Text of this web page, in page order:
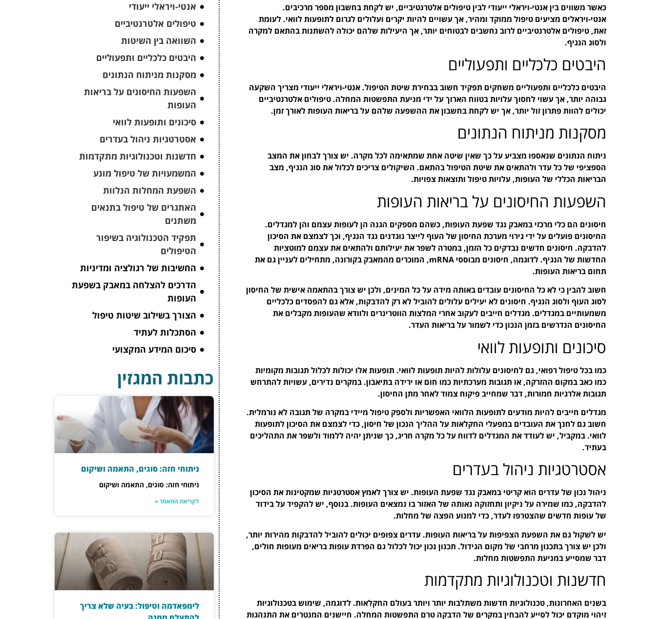
כאשר משווים בין אנטי-ויראלי ייעודי לבין טיפולים אלטרנטיביים, יש לקחת בחשבון מספר מרכיבים.
אנטי-ויראלים מציעים טיפול ממוקד ומהיר, אך עשויים להיות יקרים ועלולים לגרום לתופעות לוואי. לעומת
זאת, טיפולים אלטרנטיביים לרוב נחשבים לבטוחים יותר, אך היעילות שלהם יכולה להשתנות בהתאם למקרה
ולסוג הנגיף.
היבטים כלכליים ותפעוליים
היבטים כלכליים ותפעוליים משחקים תפקיד חשוב בבחירת שיטת הטיפול. אנטי-ויראלי ייעודי מצריך השקעה
גבוהה יותר, אך עשוי לחסוך עלויות בטווח הארוך על ידי מניעת התפשטות המחלה. טיפולים אלטרנטיביים
יכולים להוות פתרון זול יותר, אך יש לקחת בחשבון את ההשפעה שלהם על בריאות העופות לאורך זמן.
מסקנות מניתוח הנתונים
ניתוח הנתונים שנאספו מצביע על כך שאין שיטה אחת שמתאימה לכל מקרה. יש צורך לבחון את המצב
הספציפי של כל עדר ולהתאים את שיטת הטיפול בהתאם. השיקולים צריכים לכלול את סוג הנגיף, מצב
הבריאות הכללי של העופות, עלויות טיפול ותוצאות צפויות.
השפעות החיסונים על בריאות העופות
חיסונים הם כלי מרכזי במאבק נגד שפעת העופות, כשהם מספקים הגנה הן לעופות עצמם והן למגדלים.
החיסונים פועלים על ידי גירוי מערכת החיסון של העוף לייצר נוגדנים נגד הנגיף, וכך לצמצם את הסיכון
להדבקה. חיסונים חדשים נבדקים כל הזמן, במטרה לשפר את יעילותם ולהתאים את עצמם למוטציות
החדשות של הנגיף. לדוגמה, חיסונים מבוססי mRNA, המוכרים מהמאבק בקורונה, מתחילים לעניין גם את
תחום בריאות העופות.
חשוב להבין כי לא כל החיסונים עובדים באותה מידה על כל המינים, ולכן יש צורך בהתאמה אישית של החיסון
לסוג העוף ולסוג הנגיף. חיסונים לא יעילים עלולים להוביל לא רק להדבקות, אלא גם להפסדים כלכליים
משמעותיים במגדלים. מגדלים חייבים לעקוב אחרי המלצות הווטרינרים ולוודא שהעופות מקבלים את
החיסונים הנדרשים בזמן הנכון כדי לשמור על בריאות העדר.
סיכונים ותופעות לוואי
כמו בכל טיפול רפואי, גם לחיסונים עלולות להיות תופעות לוואי. תופעות אלו יכולות לכלול תגובות מקומיות
כמו כאב במקום ההזרקה, או תגובות מערכתיות כמו חום או ירידה בתיאבון. במקרים נדירים, עשויות להתרחש
תגובות אלרגיות חמורות, דבר שמחייב פיקוח צמוד לאחר מתן החיסון.
מגדלים חייבים להיות מודעים לתופעות הלוואי האפשריות ולספק טיפול מיידי במקרה של תגובה לא נורמלית.
חשוב גם לחנך את העובדים במפעלי החקלאות על ההליך הנכון של חיסון, כדי לצמצם את הסיכון לתופעות
לוואי. במקביל, יש לעודד את המגדלים לדווח על כל מקרה חריג, כך שניתן יהיה ללמוד ולשפר את התהליכים
בעתיד.
אסטרטגיות ניהול בעדרים
ניהול נכון של עדרים הוא קריטי במאבק נגד שפעת העופות. יש צורך לאמץ אסטרטגיות שמקטינות את הסיכון
להדבקה, כמו שמירה על ניקיון ותחזוקה נאותה של האזור בו נמצאים העופות. בנוסף, יש להקפיד על בידוד
של עופות חדשים שהצטרפו לעדר, כדי למנוע הפצה של מחלות.
יש לשקול גם את השפעת הצפיפות על בריאות העופות. עדרים צפופים יכולים להוביל להדבקות מהירות יותר,
ולכן יש צורך בתכנון מרחבי של מקום הגידול. תכנון נכון יכול לכלול גם הפרדת עופות בריאים מעופות חולים,
דבר שמסייע במניעת התפשטות מחלות.
חדשנות וטכנולוגיות מתקדמות
בשנים האחרונות, טכנולוגיות חדשות משתלבות יותר ויותר בעולם החקלאות. לדוגמה, שימוש בטכנולוגיות
זיהוי מוקדם יכול לסייע להבחין במקרים של הדבקה טרם התפשטות המחלה. חיישנים המנטרים את התנהגות
אנטי-ויראלי ייעודי
טיפולים אלטרנטיביים
השוואה בין השיטות
היבטים כלכליים ותפעוליים
מסקנות מניתוח הנתונים
השפעות החיסונים על בריאות
העופות
סיכונים ותופעות לוואי
אסטרטגיות ניהול בעדרים
חדשנות וטכנולוגיות מתקדמות
המשמעויות של טיפול מונע
השפעת המחלות הנלוות
האתגרים של טיפול בתנאים
משתנים
תפקיד הטכנולוגיה בשיפור
הטיפולים
החשיבות של רגולציה ומדיניות
הדרכים להצלחה במאבק בשפעת
העופות
הצורך בשילוב שיטות טיפול
הסתכלות לעתיד
סיכום המידע המקצועי
כתבות המגזין
ניתוחי חזה: סוגים, התאמה ושיקום
ניתוחי חזה: סוגים, התאמה ושיקום
לקריאת המאמר »
לימפאדמה וטיפול: בעיה שלא צריך